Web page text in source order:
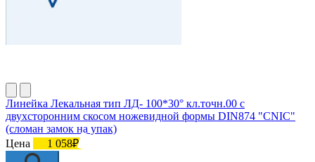
Линейка Лекальная тип ЛД- 100*30° кл.точн.00 с
двухсторонним скосом ножевидной формы DIN874 "CNIC"
(сломан замок на упак)
Цена
1 058₽